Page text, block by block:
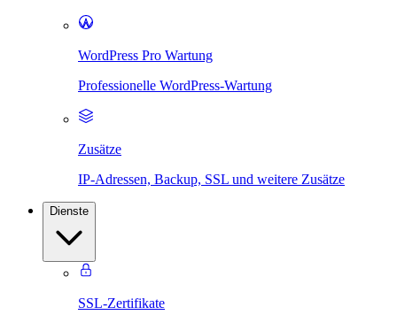
WordPress Pro Wartung
Professionelle WordPress-Wartung
Zusätze
IP-Adressen, Backup, SSL und weitere Zusätze
Dienste
SSL-Zertifikate